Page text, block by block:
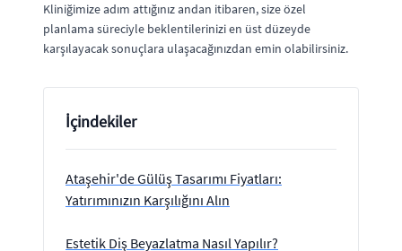
Kliniğimize adım attığınız andan itibaren, size özel
planlama süreciyle beklentilerinizi en üst düzeyde
karşılayacak sonuçlara ulaşacağınızdan emin olabilirsiniz.
İçindekiler
Ataşehir'de Gülüş Tasarımı Fiyatları:
Yatırımınızın Karşılığını Alın
Estetik Diş Beyazlatma Nasıl Yapılır?